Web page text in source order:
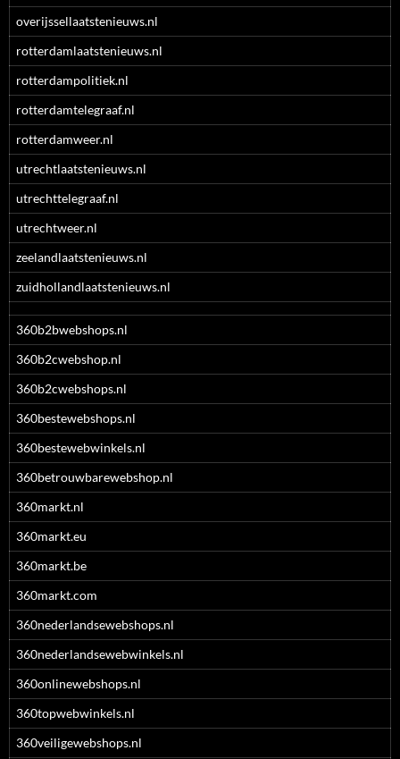
overijssellaatstenieuws.nl
rotterdamlaatstenieuws.nl
rotterdampolitiek.nl
rotterdamtelegraaf.nl
rotterdamweer.nl
utrechtlaatstenieuws.nl
utrechttelegraaf.nl
utrechtweer.nl
zeelandlaatstenieuws.nl
zuidhollandlaatstenieuws.nl
360b2bwebshops.nl
360b2cwebshop.nl
360b2cwebshops.nl
360bestewebshops.nl
360bestewebwinkels.nl
360betrouwbarewebshop.nl
360markt.nl
360markt.eu
360markt.be
360markt.com
360nederlandsewebshops.nl
360nederlandsewebwinkels.nl
360onlinewebshops.nl
360topwebwinkels.nl
360veiligewebshops.nl